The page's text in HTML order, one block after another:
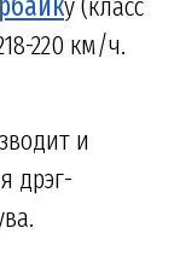
220 км/ч.
и
дрэг-